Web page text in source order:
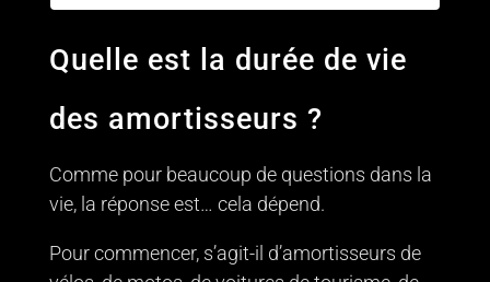
Quelle est la durée de vie
des amortisseurs ?
Comme pour beaucoup de questions dans la
vie, la réponse est… cela dépend.
Pour commencer, s’agit-il d’amortisseurs de